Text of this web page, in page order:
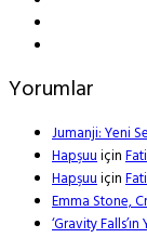
Yorumlar
Jumanji: Yeni
Hapşuuiçin
Hapşuuiçin
Emma Stone,
‘Gravity